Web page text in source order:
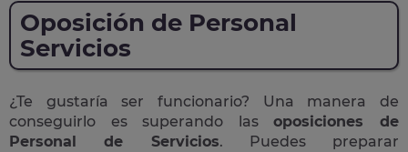
Oposición de Personal
Servicios
¿Te gustaría ser funcionario? Una manera de
conseguirlo es superando lasoposiciones de
Personal de Servicios. Puedes preparar